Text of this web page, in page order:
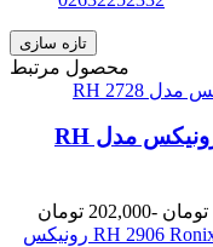
محصول مرتبط
ست پیچگوشتی ترکیبی 12 عددی رونیکس مدل RH
-202,000 تومان